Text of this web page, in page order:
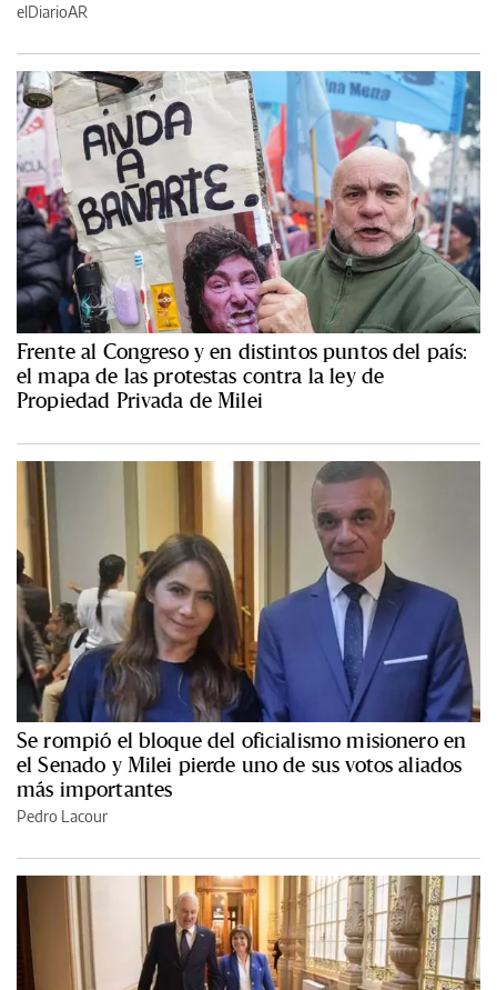
elDiarioAR
Frente al Congreso y en distintos puntos del país:
el mapa de las protestas contra la ley de
Propiedad Privada de Milei
Se rompió el bloque del oficialismo misionero en
el Senado y Milei pierde uno de sus votos aliados
más importantes
Pedro Lacour